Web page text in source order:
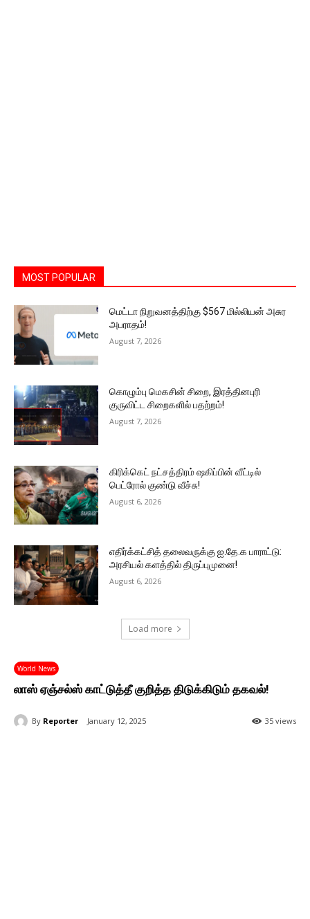
MOST POPULAR
மெட்டா நிறுவனத்திற்கு $567 மில்லியன் அசுர
அபராதம்!
August 7, 2026
கொழும்பு மெகசின் சிறை, இரத்தினபுரி
குருவிட்ட சிறைகளில் பதற்றம்!
August 7, 2026
கிரிக்கெட் நட்சத்திரம் ஷகிப்பின் வீட்டில்
பெட்ரோல் குண்டு வீச்சு!
August 6, 2026
எதிர்க்கட்சித் தலைவருக்கு ஐ.தே.க பாராட்டு:
அரசியல் களத்தில் திருப்புமுனை!
August 6, 2026
Load more
World News
லாஸ் ஏஞ்சல்ஸ் காட்டுத்தீ குறித்த திடுக்கிடும் தகவல்!
35 views
By Reporter January 12, 2025